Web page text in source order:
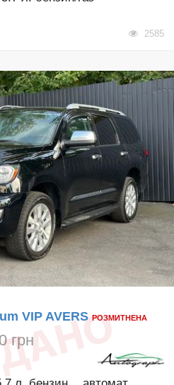
2585
VIP AVERS РОЗМИТНЕНА
грн